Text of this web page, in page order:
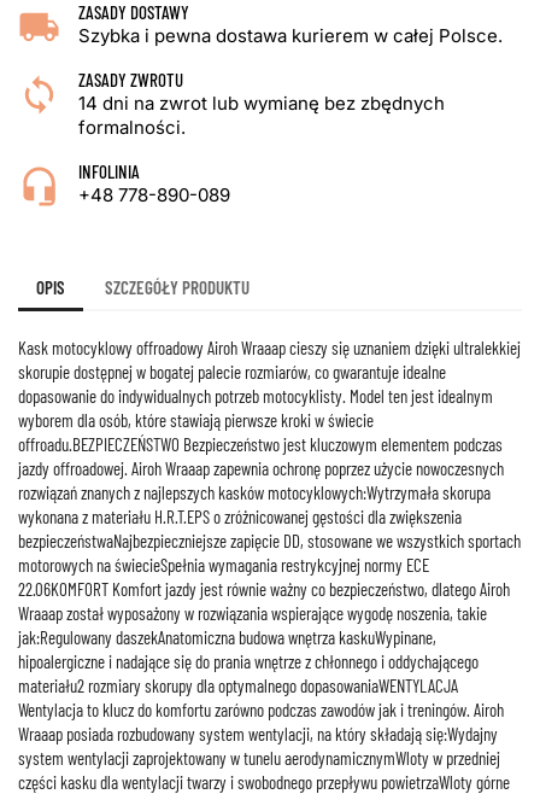
ZASADY DOSTAWY
Szybka i pewna dostawa kurierem w całej Polsce.
ZASADY ZWROTU
14 dni na zwrot lub wymianę bez zbędnych
formalności.
INFOLINIA
+48 778-890-089
OPIS SZCZEGÓŁY PRODUKTU
Kask motocyklowy offroadowy Airoh Wraaap cieszy się uznaniem dzięki ultralekkiej
skorupie dostępnej w bogatej palecie rozmiarów, co gwarantuje idealne
dopasowanie do indywidualnych potrzeb motocyklisty. Model ten jest idealnym
wyborem dla osób, które stawiają pierwsze kroki w świecie
offroadu.BEZPIECZEŃSTWO Bezpieczeństwo jest kluczowym elementem podczas
jazdy offroadowej. Airoh Wraaap zapewnia ochronę poprzez użycie nowoczesnych
rozwiązań znanych z najlepszych kasków motocyklowych:Wytrzymała skorupa
wykonana z materiału H.R.T.EPS o zróżnicowanej gęstości dla zwiększenia
bezpieczeństwaNajbezpieczniejsze zapięcie DD, stosowane we wszystkich sportach
motorowych na świecieSpełnia wymagania restrykcyjnej normy ECE
22.06KOMFORT Komfort jazdy jest równie ważny co bezpieczeństwo, dlatego Airoh
Wraaap został wyposażony w rozwiązania wspierające wygodę noszenia, takie
jak:Regulowany daszekAnatomiczna budowa wnętrza kaskuWypinane,
hipoalergiczne i nadające się do prania wnętrze z chłonnego i oddychającego
materiału2 rozmiary skorupy dla optymalnego dopasowaniaWENTYLACJA
Wentylacja to klucz do komfortu zarówno podczas zawodów jak i treningów. Airoh
Wraaap posiada rozbudowany system wentylacji, na który składają się:Wydajny
system wentylacji zaprojektowany w tunelu aerodynamicznymWloty w przedniej
części kasku dla wentylacji twarzy i swobodnego przepływu powietrzaWloty górne